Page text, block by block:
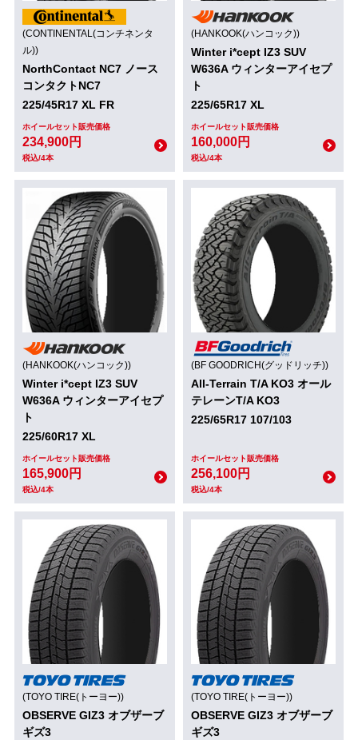
(CONTINENTAL(コンチネンタ
ル))
NorthContact NC7 ノース
コンタクトNC7
225/45R17 XL FR
ホイールセット販売価格
234,900円
税込/4本
(HANKOOK(ハンコック))
Winter i*cept IZ3 SUV
W636A ウィンターアイセプ
ト
225/65R17 XL
ホイールセット販売価格
160,000円
税込/4本
(HANKOOK(ハンコック))
Winter i*cept IZ3 SUV
W636A ウィンターアイセプ
ト
225/60R17 XL
ホイールセット販売価格
165,900円
税込/4本
(BF GOODRICH(グッドリッチ))
All-Terrain T/A KO3 オール
テレーンT/A KO3
225/65R17 107/103
ホイールセット販売価格
256,100円
税込/4本
(TOYO TIRE(トーヨー))
OBSERVE GIZ3 オブザーブ
ギズ3
(TOYO TIRE(トーヨー))
OBSERVE GIZ3 オブザーブ
ギズ3